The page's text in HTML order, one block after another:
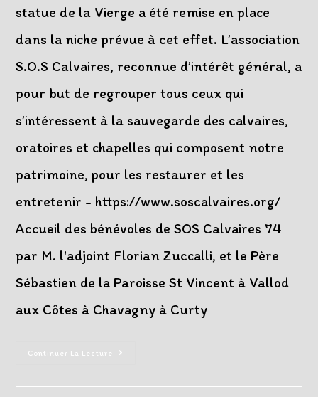
statue de la Vierge a été remise en place
dans la niche prévue à cet effet. L’association
S.O.S Calvaires, reconnue d’intérêt général, a
pour but de regrouper tous ceux qui
s’intéressent à la sauvegarde des calvaires,
oratoires et chapelles qui composent notre
patrimoine, pour les restaurer et les
entretenir - https://www.soscalvaires.org/
Accueil des bénévoles de SOS Calvaires 74
par M. l'adjoint Florian Zuccalli, et le Père
Sébastien de la Paroisse St Vincent à Vallod
aux Côtes à Chavagny à Curty
Continuer La Lecture
Patrimoine